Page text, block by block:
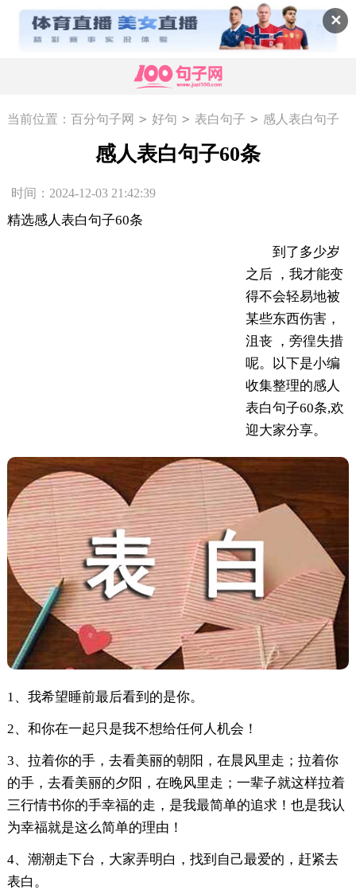
✕
当前位置： 百分句子网 > 好句 > 表白句子 > 感人表白句子
感人表白句子60条
时间：2024-12-03 21:42:39
精选感人表白句子60条
到了多少岁
之后 ，我才能变
得不会轻易地被
某些东西伤害，
沮丧 ，旁徨失措
呢。以下是小编
收集整理的感人
表白句子60条,欢
迎大家分享。
1、我希望睡前最后看到的是你。
2、和你在一起只是我不想给任何人机会！
3、拉着你的手，去看美丽的朝阳，在晨风里走；拉着你
的手，去看美丽的夕阳，在晚风里走；一辈子就这样拉着
三行情书你的手幸福的走，是我最简单的追求！也是我认
为幸福就是这么简单的理由！
4、潮潮走下台，大家弄明白，找到自己最爱的，赶紧去
表白。